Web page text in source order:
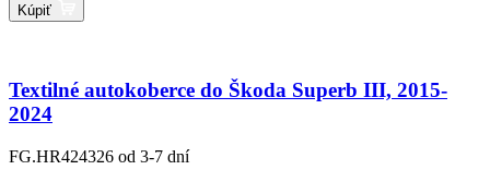
Kúpiť
Textilné autokoberce do Škoda Superb III, 2015-
2024
FG.HR424326 od 3-7 dní